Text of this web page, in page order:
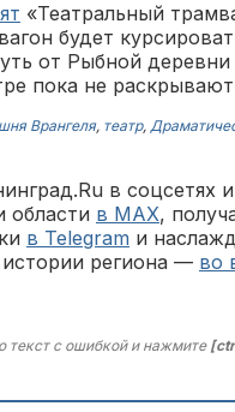
«Театральный
будет
от Рыбной деревни
пока не
Врангеля, театр,
в соцсетях
области в MAX,
в Telegram и
региона — во
с ошибкой и нажмите